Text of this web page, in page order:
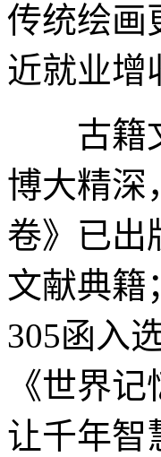
传统绘画
近就业增
古籍文
博大精深
卷》已出
文献典籍
305函入
《世界
让千年智